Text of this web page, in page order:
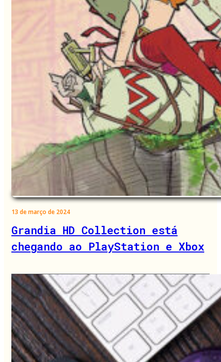
13 de março de 2024
Grandia HD Collection está
chegando ao PlayStation e Xbox